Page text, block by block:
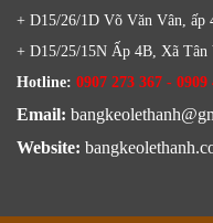
+ D15/26/1D Võ Văn Vân,
+ D15/25/15N Ấp 4B, Xã
Hotline: 0907 273 367 - 0909
Email:
Website: